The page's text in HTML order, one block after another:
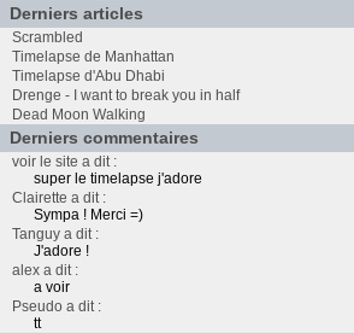
Derniers articles
Scrambled
Timelapse de Manhattan
Timelapse d'Abu Dhabi
Drenge - I want to break you in half
Dead Moon Walking
Derniers commentaires
voir le site a dit :
super le timelapse j'adore
Clairette a dit :
Sympa ! Merci =)
Tanguy a dit :
J'adore !
alex a dit :
a voir
Pseudo a dit :
tt